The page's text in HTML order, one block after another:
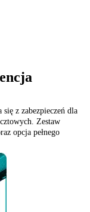
z zabezpieczeń dla
Zestaw
opcja pełnego